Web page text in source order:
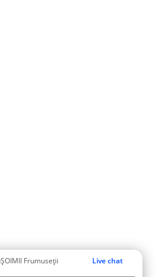
ȘOIMII Frumuseții Live chat